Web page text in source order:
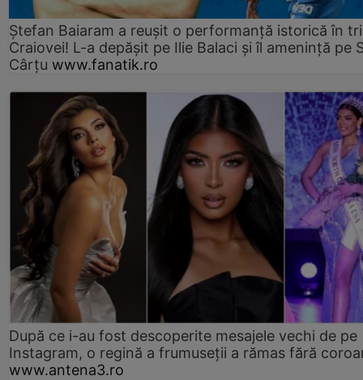
Ștefan Baiaram a reușit o performanță istorică în
Craiovei! L-a depășit pe Ilie Balaci și îl amenință pe
Cârțu www.fanatik.ro
După ce i-au fost descoperite mesajele vechi de pe
Instagram, o regină a frumuseții a rămas fără
www.antena3.ro